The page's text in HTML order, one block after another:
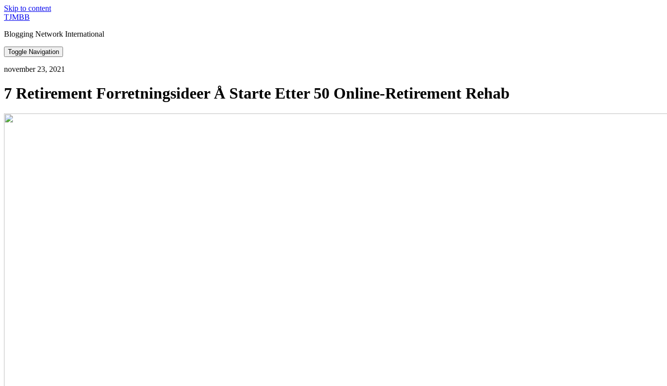
Skip to content
TJMBB
Blogging Network International
Toggle Navigation
november 23, 2021
7 Retirement Forretningsideer Å Starte Etter 50 Online-Retirement Rehab